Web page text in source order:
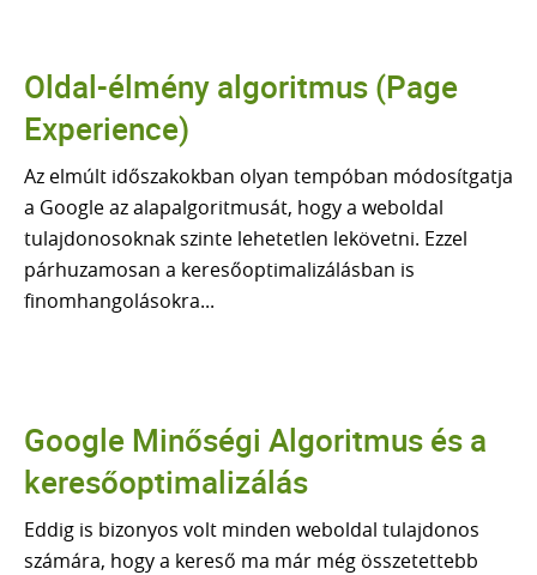
SEO szótár
BLOG
A CSAPAT
KAPCSOLAT
30 PERCES INGYENES TANÁCSADÁS
Oldal-élmény algoritmus (Page
Experience)
Az elmúlt időszakokban olyan tempóban módosítgatja
a Google az alapalgoritmusát, hogy a weboldal
tulajdonosoknak szinte lehetetlen lekövetni. Ezzel
párhuzamosan a keresőoptimalizálásban is
finomhangolásokra...
Google Minőségi Algoritmus és a
keresőoptimalizálás
Eddig is bizonyos volt minden weboldal tulajdonos
számára, hogy a kereső ma már még összetettebb